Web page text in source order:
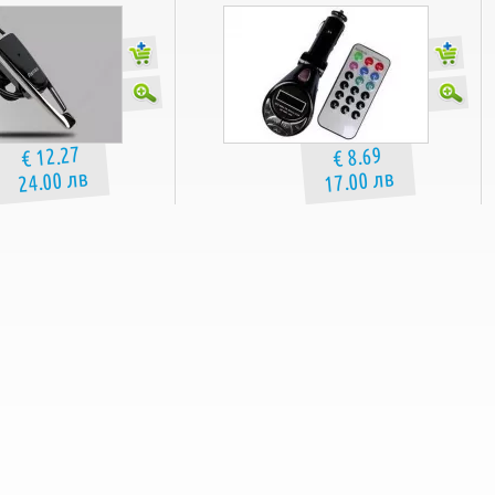
€ 12.27
24.00 лв
€ 8.69
17.00 лв